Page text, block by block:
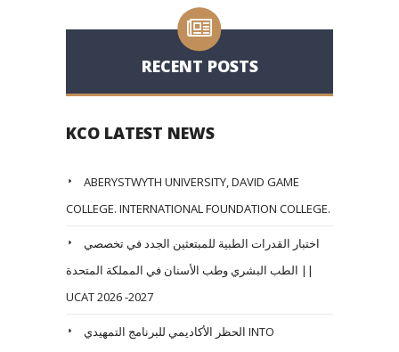
RECENT POSTS
KCO LATEST NEWS
ABERYSTWYTH UNIVERSITY, DAVID GAME
COLLEGE. INTERNATIONAL FOUNDATION COLLEGE.
اختبار القدرات الطبية للمبتعثين الجدد في تخصصي
الطب البشري وطب الأسنان في المملكة المتحدة ||
UCAT 2026 -2027
الحظر الأكاديمي للبرنامج التمهيدي INTO